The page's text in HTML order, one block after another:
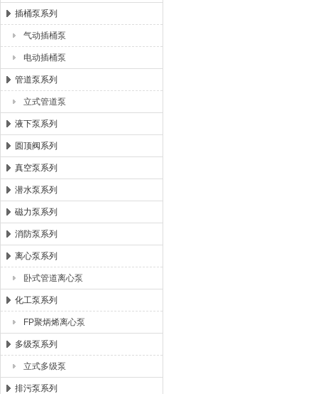
插桶泵系列
气动插桶泵
电动插桶泵
管道泵系列
立式管道泵
液下泵系列
圆顶阀系列
真空泵系列
潜水泵系列
磁力泵系列
消防泵系列
离心泵系列
卧式管道离心泵
化工泵系列
FP聚炳烯离心泵
多级泵系列
立式多级泵
排污泵系列